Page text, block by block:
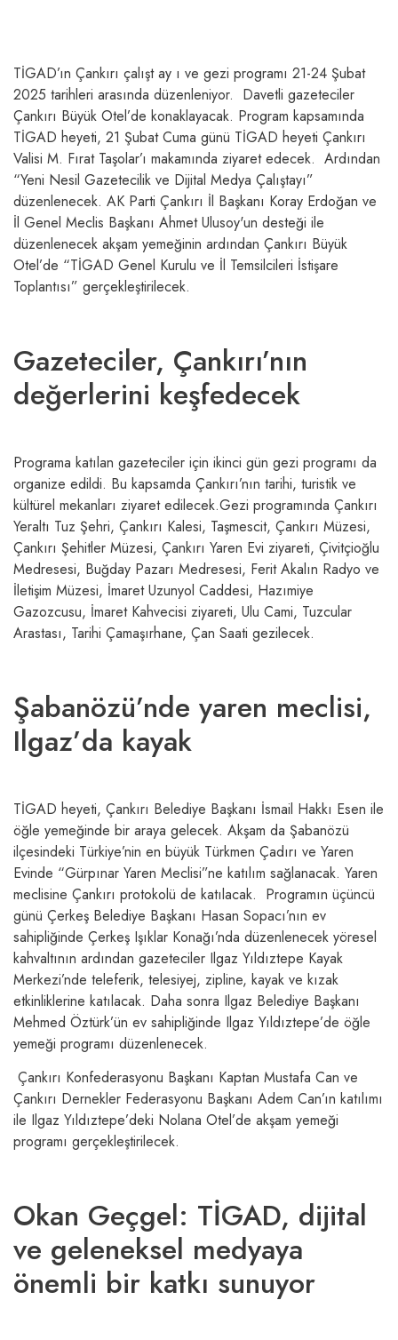
TİGAD’ın Çankırı çalışt ay ı ve gezi programı 21-24 Şubat
2025 tarihleri arasında düzenleniyor. Davetli gazeteciler
Çankırı Büyük Otel’de konaklayacak. Program kapsamında
TİGAD heyeti, 21 Şubat Cuma günü TİGAD heyeti Çankırı
Valisi M. Fırat Taşolar’ı makamında ziyaret edecek. Ardından
“Yeni Nesil Gazetecilik ve Dijital Medya Çalıştayı”
düzenlenecek. AK Parti Çankırı İl Başkanı Koray Erdoğan ve
İl Genel Meclis Başkanı Ahmet Ulusoy'un desteği ile
düzenlenecek akşam yemeğinin ardından Çankırı Büyük
Otel’de “TİGAD Genel Kurulu ve İl Temsilcileri İstişare
Toplantısı” gerçekleştirilecek.
Gazeteciler, Çankırı’nın
değerlerini keşfedecek
Programa katılan gazeteciler için ikinci gün gezi programı da
organize edildi. Bu kapsamda Çankırı’nın tarihi, turistik ve
kültürel mekanları ziyaret edilecek.Gezi programında Çankırı
Yeraltı Tuz Şehri, Çankırı Kalesi, Taşmescit, Çankırı Müzesi,
Çankırı Şehitler Müzesi, Çankırı Yaren Evi ziyareti, Çivitçioğlu
Medresesi, Buğday Pazarı Medresesi, Ferit Akalın Radyo ve
İletişim Müzesi, İmaret Uzunyol Caddesi, Hazımiye
Gazozcusu, İmaret Kahvecisi ziyareti, Ulu Cami, Tuzcular
Arastası, Tarihi Çamaşırhane, Çan Saati gezilecek.
Şabanözü’nde yaren meclisi,
Ilgaz’da kayak
TİGAD heyeti, Çankırı Belediye Başkanı İsmail Hakkı Esen ile
öğle yemeğinde bir araya gelecek. Akşam da Şabanözü
ilçesindeki Türkiye’nin en büyük Türkmen Çadırı ve Yaren
Evinde “Gürpınar Yaren Meclisi”ne katılım sağlanacak. Yaren
meclisine Çankırı protokolü de katılacak. Programın üçüncü
günü Çerkeş Belediye Başkanı Hasan Sopacı’nın ev
sahipliğinde Çerkeş Işıklar Konağı’nda düzenlenecek yöresel
kahvaltının ardından gazeteciler Ilgaz Yıldıztepe Kayak
Merkezi’nde teleferik, telesiyej, zipline, kayak ve kızak
etkinliklerine katılacak. Daha sonra Ilgaz Belediye Başkanı
Mehmed Öztürk’ün ev sahipliğinde Ilgaz Yıldıztepe’de öğle
yemeği programı düzenlenecek.
Çankırı Konfederasyonu Başkanı Kaptan Mustafa Can ve
Çankırı Dernekler Federasyonu Başkanı Adem Can’ın katılımı
ile Ilgaz Yıldıztepe’deki Nolana Otel’de akşam yemeği
programı gerçekleştirilecek.
Okan Geçgel: TİGAD, dijital
ve geleneksel medyaya
önemli bir katkı sunuyor